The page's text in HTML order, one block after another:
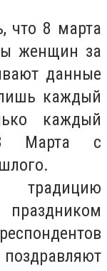
что 8 марта
женщин за
данные
каждый
каждый
8 Марта с
традицию